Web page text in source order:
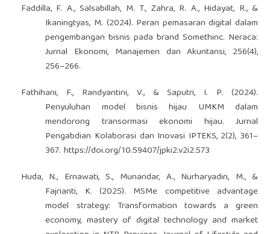
Faddilla, F. A., Salsabillah, M. T., Zahra, R. A., Hidayat, R., &
Ikaningtyas, M. (2024). Peran pemasaran digital dalam
pengembangan bisnis pada brand Somethinc. Neraca:
Jurnal Ekonomi, Manajemen dan Akuntansi, 256(4),
256–266.
Fathihani, F., Randyantini, V., & Saputri, I. P. (2024).
Penyuluhan model bisnis hijau UMKM dalam
mendorong transormasi ekonomi hijau. Jurnal
Pengabdian Kolaborasi dan Inovasi IPTEKS, 2(2), 361–
367.https://doi.org/10.59407/jpki2.v2i2.573
Huda, N., Ernawati, S., Munandar, A., Nurharyadin, M., &
Fajrianti, K. (2025). MSMe competitive advantage
model strategy: Transformation towards a green
economy, mastery of digital technology and market